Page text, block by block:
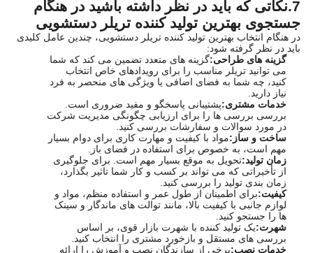
7. نکاتی که باید در نظر داشته باشید در هنگام
جستجوی بهترین تولید کننده تریلر دستشویی
در هنگام انتخاب بهترین تولید کننده تریلر دستشویی، چندین عامل کلیدی
باید در نظر گرفته شود:
گزینه های طراحی:گزینه های متعدد تضمین می کند که شما
می توانید تریلر مناسب را برای رویدادهای خاص انتخاب
کنید، چه شما به فضای اضافی یا ویژگی های منحصر به فرد
نیاز دارید.
خدمات مشتری:پشتیبانی پاسخگو و مفید ضروری است.
بررسی بررسی ها را برای ارزیابی چگونگی مدیریت شرکت
در مورد سوالات و سفارشات بررسی کنید.
ساخت و ساز:مواد با کیفیت و مهارت کاری برای دوام بسیار
مهم است، به خصوص برای استفاده در فضای باز.
زمان تولید:تحویل به موقع بسیار مهم است. برای جلوگیری
از تأخیراتی که می تواند بر کسب و کار شما تاثیر بگذارد،
زمان بندی تولید را بررسی کنید.
کیفیت:برای اطمینان از طول عمر و استفاده منظم، مواد و
لوازم جانبی با کیفیت بالا، مانند توالت های ماندگار و سینک
ها را جستجو کنید.
شهرت:یک تولید کننده با شهرت بازار قوی، بر اساس
بررسی های مستقل و بازخورد مشتری را انتخاب کنید.
خدمات نصب:برخی از سازندگان نصب و آموزش را ارائه